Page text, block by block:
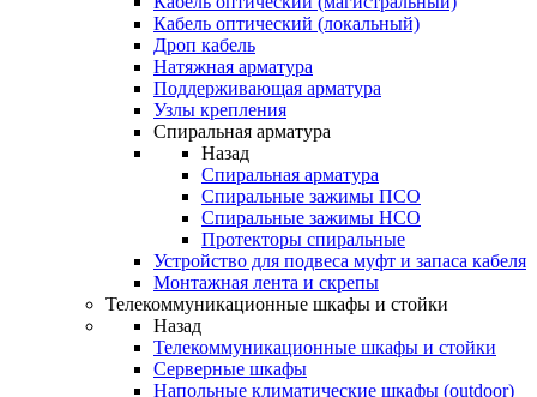
Кабель оптический (локальный)
Дроп кабель
Натяжная арматура
Поддерживающая арматура
Узлы крепления
Спиральная арматура
Назад
Спиральная арматура
Спиральные зажимы ПСО
Спиральные зажимы НСО
Протекторы спиральные
Устройство для подвеса муфт и запаса кабеля
Монтажная лента и скрепы
Телекоммуникационные шкафы и стойки
Назад
Телекоммуникационные шкафы и стойки
Серверные шкафы
Напольные климатические шкафы (outdoor)